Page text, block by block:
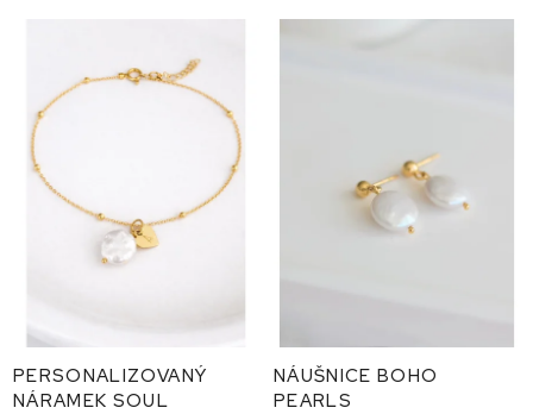
PERSONALIZOVANÝ
NÁRAMEK SOUL
NÁUŠNICE BOHO
PEARLS